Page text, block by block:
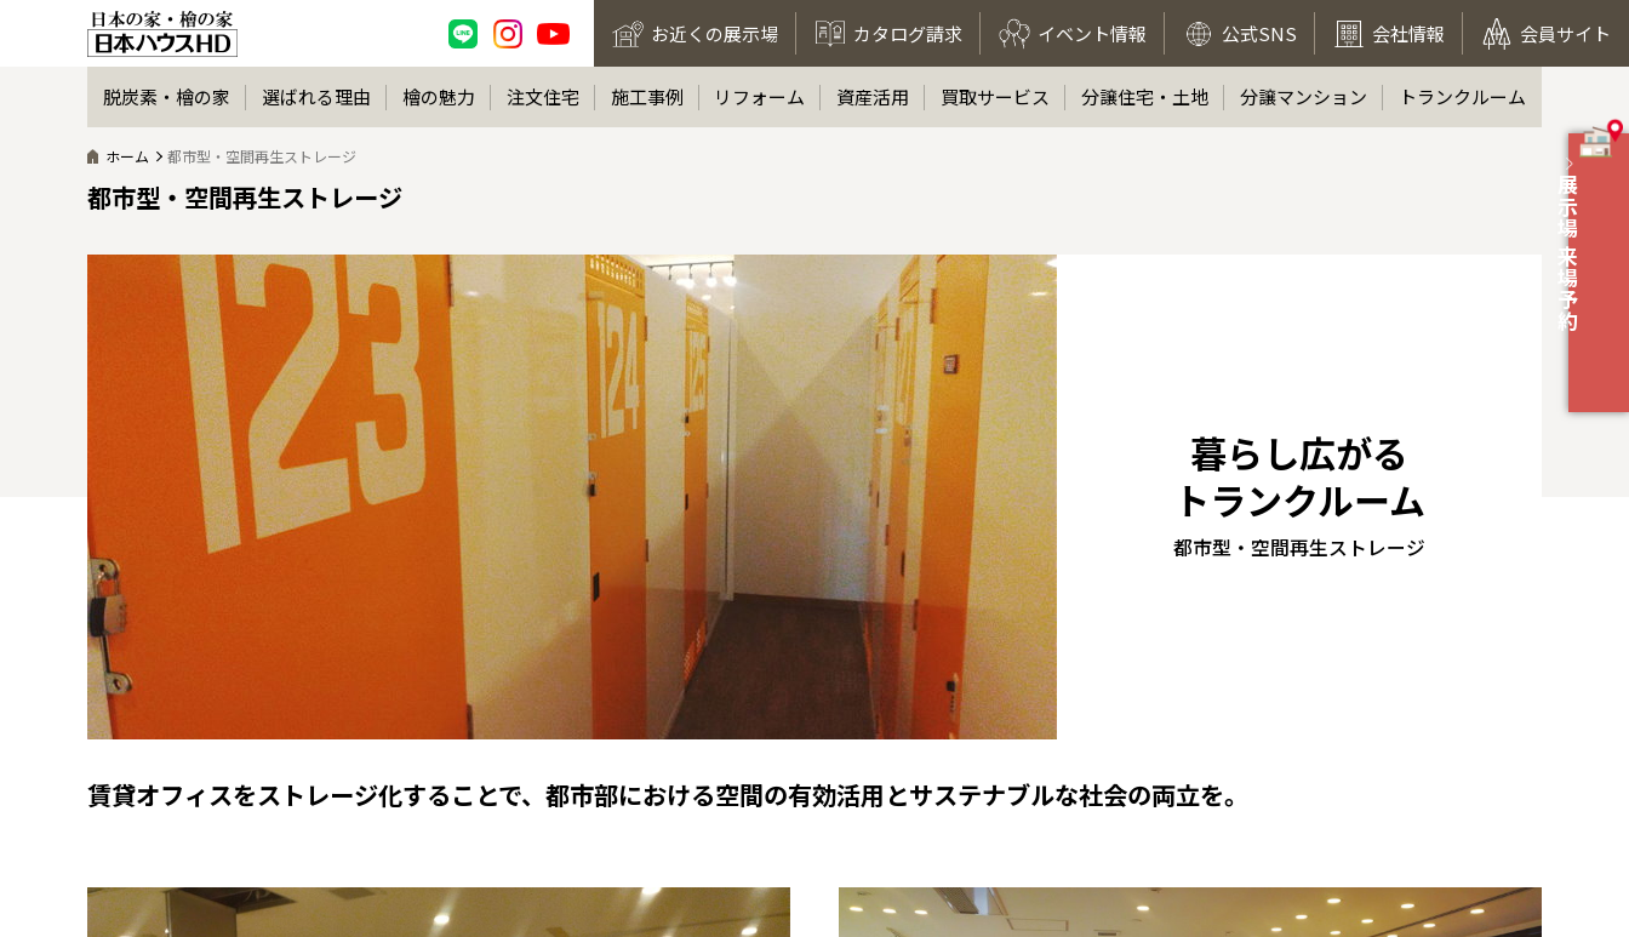
お近くの展示場 カタログ請求 イベント情報 公式SNS 会社情報 会員サイト
展示場 来場予約
脱炭素・檜の家 選ばれる理由 檜の魅力 注文住宅 施工事例 リフォーム 資産活用 買取サービス 分譲住宅・土地 分譲マンション トランクルーム
ホーム 都市型・空間再生ストレージ
都市型・空間再生ストレージ
暮らし広がる
トランクルーム
都市型・空間再生ストレージ
賃貸オフィスをストレージ化することで、都市部における空間の有効活用とサステナブルな社会の両立を。
全国の展示場
道北
秋田
新潟
関東
お近くのイベント
小樽
道北
旭川
秋田県
秋田
新潟県
新潟
長岡
関東